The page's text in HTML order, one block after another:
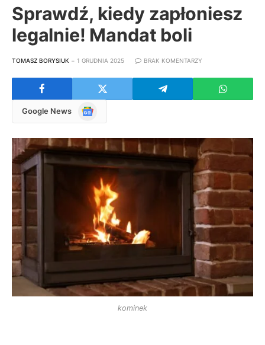
Sprawdź, kiedy zapłoniesz
legalnie! Mandat boli
TOMASZ BORYSIUK 1 GRUDNIA 2025 BRAK KOMENTARZY
Google News
Google
kominek